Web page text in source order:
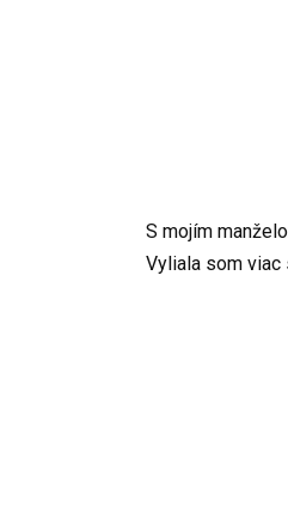
S mojím
Vyliala som viac